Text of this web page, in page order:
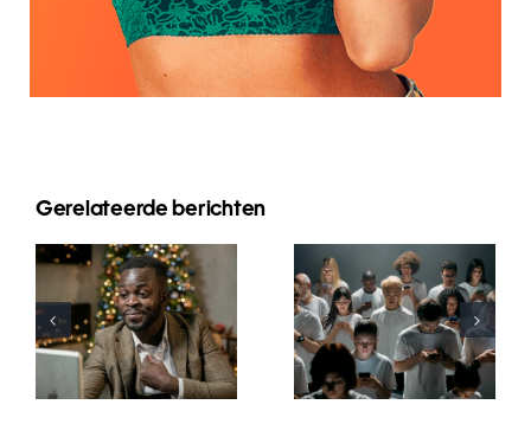
Gerelateerde berichten
Wie man
Follower auf
LinkedIn
verbirgt, um
die
Privatsphäre
Tipps zur
Gestaltung
ansprechender
Facebook-
Anzeigen,
die